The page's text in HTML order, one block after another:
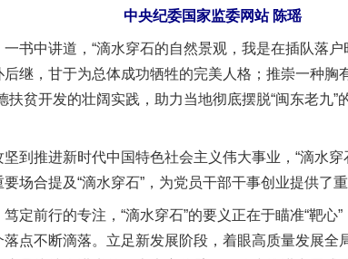
中央纪委国家监委网站 陈瑶
中讲道，“滴水穿石的自然景观，我是在插队落户
继，甘于为总体成功牺牲的完美人格；推崇一种胸
扶贫开发的壮阔实践，助力当地彻底摆脱“闽东老九
推进新时代中国特色社会主义伟大事业，“滴水穿
场合提及“滴水穿石”，为党员干部干事创业提供了重
前行的专注，“滴水穿石”的要义正在于瞄准“靶心
点不断滴落。立足新发展阶段，着眼高质量发展全
谢谢有你温暖了四季